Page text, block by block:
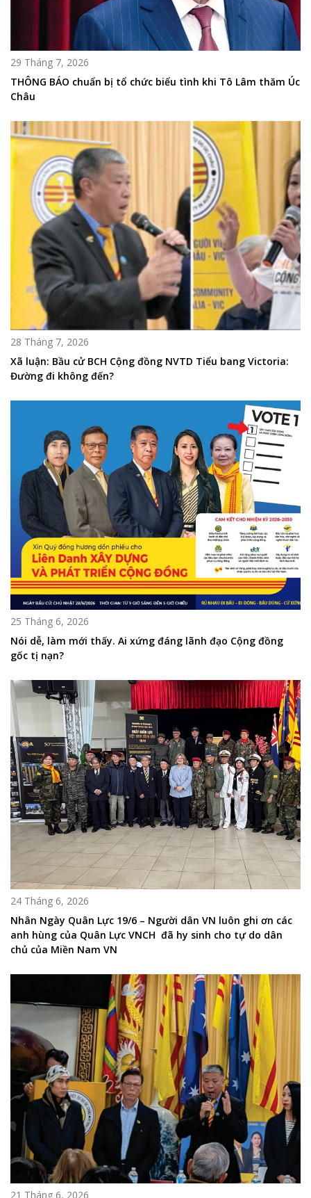
29 Tháng 7, 2026
THÔNG BÁO chuẩn bị tổ chức biểu tình khi Tô Lâm thăm Úc
Châu
28 Tháng 7, 2026
Xã luận: Bầu cử BCH Cộng đồng NVTD Tiểu bang Victoria:
Đường đi không đến?
25 Tháng 6, 2026
Nói dễ, làm mới thấy. Ai xứng đáng lãnh đạo Cộng đồng
gốc tị nạn?
24 Tháng 6, 2026
Nhân Ngày Quân Lực 19/6 – Người dân VN luôn ghi ơn các
anh hùng của Quân Lực VNCH đã hy sinh cho tự do dân
chủ của Miền Nam VN
21 Tháng 6, 2026